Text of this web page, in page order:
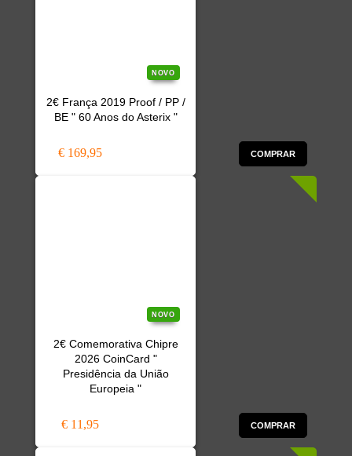
NOVO
2€ França 2019 Proof / PP /
BE " 60 Anos do Asterix "
€ 169,95 COMPRAR
NOVO
2€ Comemorativa Chipre
2026 CoinCard "
Presidência da União
Europeia "
€ 11,95 COMPRAR